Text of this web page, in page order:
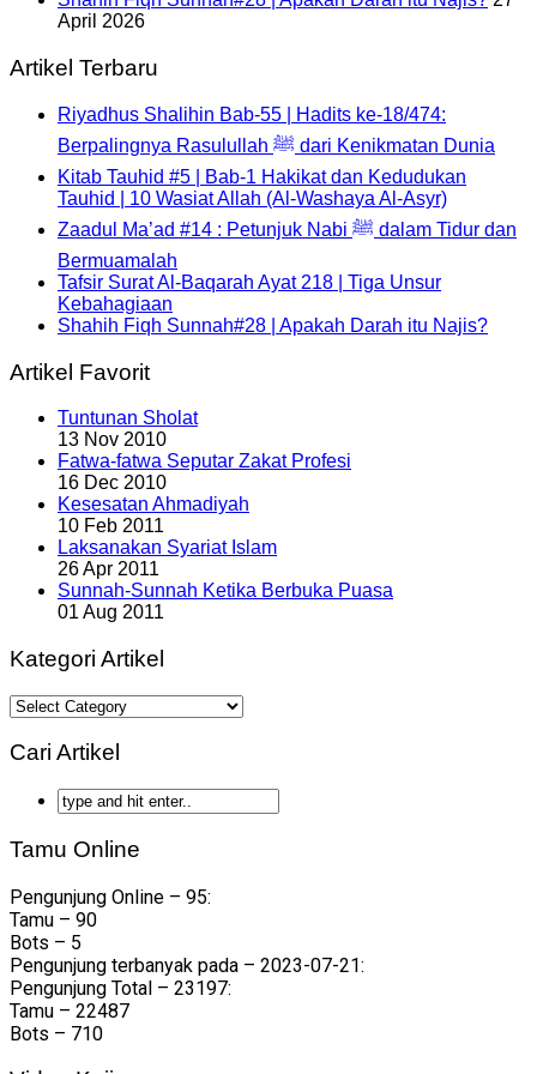
April 2026
Artikel Terbaru
Riyadhus Shalihin Bab-55 | Hadits ke-18/474:
Berpalingnya Rasulullah ﷺ dari Kenikmatan Dunia
Kitab Tauhid #5 | Bab-1 Hakikat dan Kedudukan
Tauhid | 10 Wasiat Allah (Al-Washaya Al-Asyr)
Zaadul Ma’ad #14 : Petunjuk Nabi ﷺ dalam Tidur dan
Bermuamalah
Tafsir Surat Al-Baqarah Ayat 218 | Tiga Unsur
Kebahagiaan
Shahih Fiqh Sunnah#28 | Apakah Darah itu Najis?
Artikel Favorit
Tuntunan Sholat
13 Nov 2010
Fatwa-fatwa Seputar Zakat Profesi
16 Dec 2010
Kesesatan Ahmadiyah
10 Feb 2011
Laksanakan Syariat Islam
26 Apr 2011
Sunnah-Sunnah Ketika Berbuka Puasa
01 Aug 2011
Kategori Artikel
Kategori
Cari Artikel
Tamu Online
Pengunjung Online – 95:
Tamu – 90
Bots – 5
Pengunjung terbanyak pada – 2023-07-21:
Pengunjung Total – 23197:
Tamu – 22487
Bots – 710